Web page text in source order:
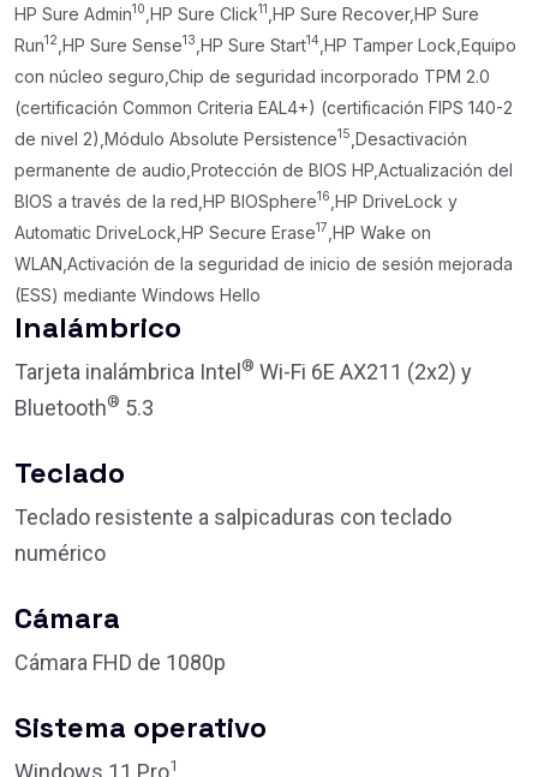
HP Sure Admin10 ,HP Sure Click11 ,HP Sure Recover,HP Sure
Run12 ,HP Sure Sense13 ,HP Sure Start14 ,HP Tamper Lock,Equipo
con núcleo seguro,Chip de seguridad incorporado TPM 2.0
(certificación Common Criteria EAL4+) (certificación FIPS 140-2
de nivel 2),Módulo Absolute Persistence15 ,Desactivación
permanente de audio,Protección de BIOS HP,Actualización del
BIOS a través de la red,HP BIOSphere16 ,HP DriveLock y
Automatic DriveLock,HP Secure Erase17 ,HP Wake on
WLAN,Activación de la seguridad de inicio de sesión mejorada
(ESS) mediante Windows Hello
Inalámbrico
Tarjeta inalámbrica Intel® Wi-Fi 6E AX211 (2x2) y
Bluetooth® 5.3
Teclado
Teclado resistente a salpicaduras con teclado
numérico
Cámara
Cámara FHD de 1080p
Sistema operativo
Windows 11 Pro1